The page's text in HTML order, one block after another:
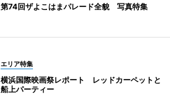
第74回ザよこはまパレード全貌 写真特集
エリア特集
横浜国際映画祭レポート レッドカーペットと
船上パーティー